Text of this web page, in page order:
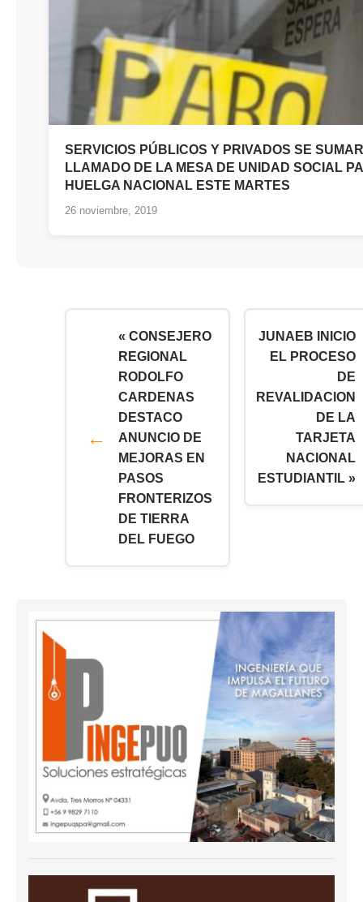
SERVICIOS PÚBLICOS Y PRIVADOS SE
LLAMADO DE LA MESA DE UNIDAD SOCIAL
HUELGA NACIONAL ESTE MARTES
26 noviembre, 2019
« CONSEJERO
REGIONAL
RODOLFO
CARDENAS
DESTACO
ANUNCIO DE
MEJORAS EN
PASOS
FRONTERIZOS
DE TIERRA
DEL FUEGO
JUNAEB INICIO
EL PROCESO
DE
REVALIDACION
DE LA
TARJETA
NACIONAL
ESTUDIANTIL »